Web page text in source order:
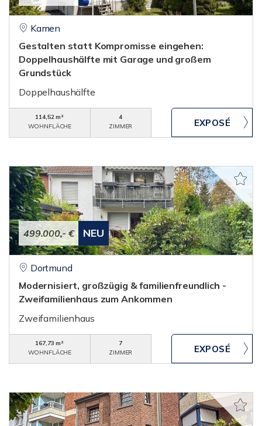
Kamen
Gestalten statt Kompromisse eingehen:
Doppelhaushälfte mit Garage und großem
Grundstück
Doppelhaushälfte
114,52 m²
WOHNFLÄCHE
4
ZIMMER
499.000,- € NEU
Dortmund
Modernisiert, großzügig & familienfreundlich -
Zweifamilienhaus zum Ankommen
Zweifamilienhaus
167,73 m²
WOHNFLÄCHE
7
ZIMMER